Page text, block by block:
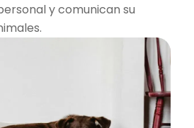
y comunican su